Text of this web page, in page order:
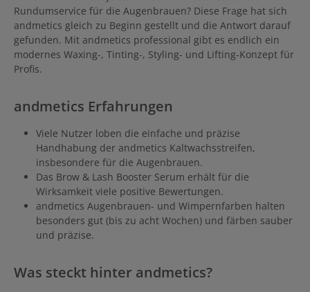
Rundumservice für die Augenbrauen? Diese Frage hat sich
andmetics gleich zu Beginn gestellt und die Antwort darauf
gefunden. Mit andmetics professional gibt es endlich ein
modernes Waxing-, Tinting-, Styling- und Lifting-Konzept für
Profis.
andmetics Erfahrungen
Viele Nutzer loben die einfache und präzise
Handhabung der andmetics Kaltwachsstreifen,
insbesondere für die Augenbrauen.
Das Brow & Lash Booster Serum erhält für die
Wirksamkeit viele positive Bewertungen.
andmetics Augenbrauen- und Wimpernfarben halten
besonders gut (bis zu acht Wochen) und färben sauber
und präzise.
Was steckt hinter andmetics?